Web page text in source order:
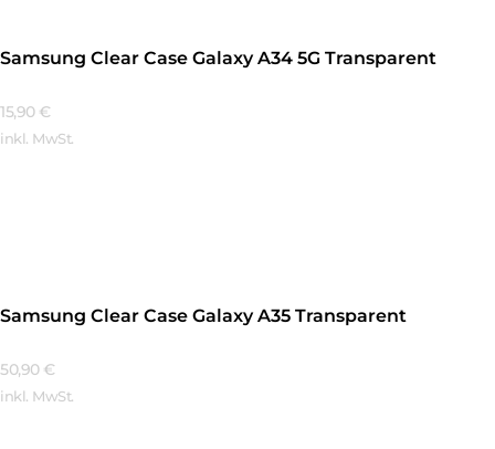
Samsung Clear Case Galaxy A34 5G Transparent
15,90 €
inkl. MwSt.
Samsung Clear Case Galaxy A35 Transparent
50,90 €
inkl. MwSt.